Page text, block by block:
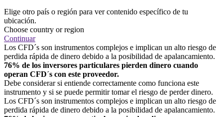
Elige otro país o región para ver contenido específico de tu
ubicación.
Choose country or region
Continuar
Los CFD´s son instrumentos complejos e implican un alto riesgo de
perdida rápida de dinero debido a la posibilidad de apalancamiento.
76% de los inversores particulares pierden dinero cuando
operan CFD´s con este proveedor.
Debe considerar si entiende correctamente como funciona este
instrumento y si se puede permitir tomar el riesgo de perder dinero.
Los CFD´s son instrumentos complejos e implican un alto riesgo de
perdida rápida de dinero debido a la posibilidad de apalancamiento.